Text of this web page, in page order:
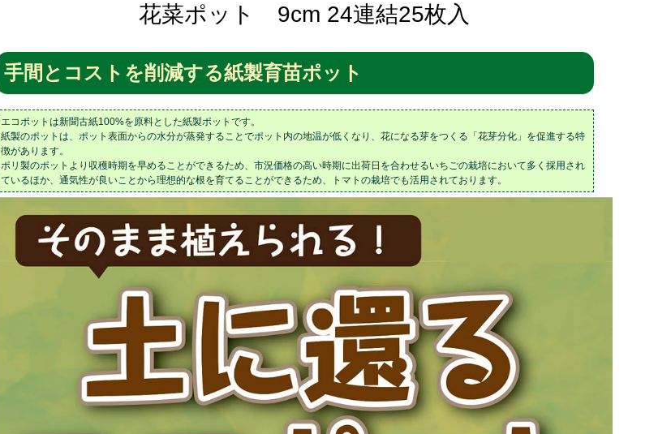
花菜ポット 9cm 24連結25枚入
手間とコストを削減する紙製育苗ポット
エコポットは新聞古紙100%を原料とした紙製ポットです。
紙製のポットは、ポット表面からの水分が蒸発することでポット内の地温が低くなり、花になる芽をつくる「花芽分化」を促進する特
徴があります。
ポリ製のポットより収穫時期を早めることができるため、市況価格の高い時期に出荷日を合わせるいちごの栽培において多く採用され
ているほか、通気性が良いことから理想的な根を育てることができるため、トマトの栽培でも活用されております。